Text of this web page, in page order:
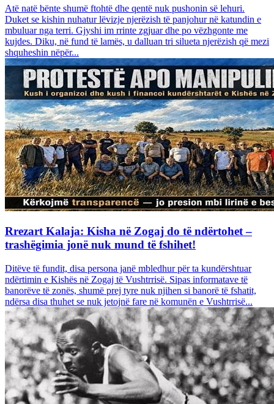
Atë natë bënte shumë ftohtë dhe qentë nuk pushonin së lehuri.
Duket se kishin nuhatur lëvizje njerëzish të panjohur në katundin e
mbuluar nga terri. Gjyshi im rrinte zgjuar dhe po vëzhgonte me
kujdes. Diku, në fund të lamës, u dalluan tri silueta njerëzish që mezi
shquheshin nëpër...
Rrezart Kalaja: Kisha në Zogaj do të ndërtohet –
trashëgimia jonë nuk mund të fshihet!
Ditëve të fundit, disa persona janë mbledhur për ta kundërshtuar
ndërtimin e Kishës në Zogaj të Vushtrrisë. Sipas informatave të
banorëve të zonës, shumë prej tyre nuk njihen si banorë të fshatit,
ndërsa disa thuhet se nuk jetojnë fare në komunën e Vushtrrisë...